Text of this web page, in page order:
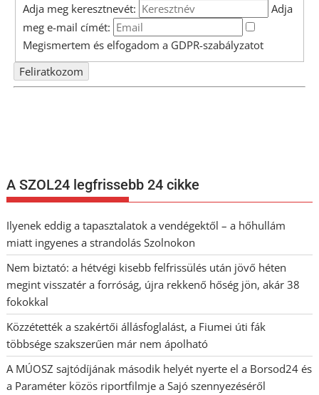
Adja meg keresztnevét:
Adja
meg e-mail címét:
Megismertem és elfogadom a GDPR-szabályzatot
A SZOL24 legfrissebb 24 cikke
Ilyenek eddig a tapasztalatok a vendégektől – a hőhullám
miatt ingyenes a strandolás Szolnokon
Nem biztató: a hétvégi kisebb felfrissülés után jövő héten
megint visszatér a forróság, újra rekkenő hőség jön, akár 38
fokokkal
Közzétették a szakértői állásfoglalást, a Fiumei úti fák
többsége szakszerűen már nem ápolható
A MÚOSZ sajtódíjának második helyét nyerte el a Borsod24 és
a Paraméter közös riportfilmje a Sajó szennyezéséről